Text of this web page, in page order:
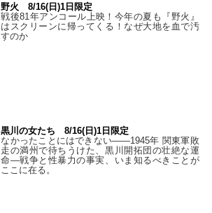
野火 8/16(日)1日限定
戦後81年アンコール上映！今年の夏も『野火』
はスクリーンに帰ってくる！なぜ大地を血で汚
すのか
黒川の女たち 8/16(日)1日限定
なかったことにはできない——1945年 関東軍敗
走の満州で待ちうけた、黒川開拓団の壮絶な運
命―戦争と性暴力の事実、いま知るべきことが
ここに在る。